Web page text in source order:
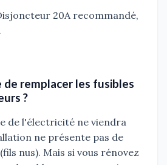
20A recommandé,
remplacer les fusibles
?
de l'électricité ne viendra
ne présente pas de
nus). Mais si vous rénovez